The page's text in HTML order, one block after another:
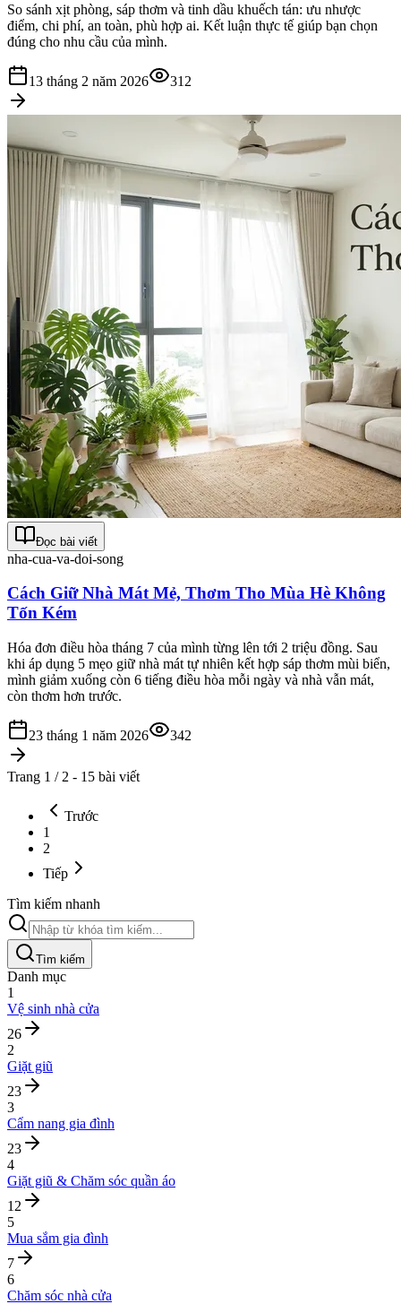
So sánh xịt phòng, sáp thơm và tinh dầu khuếch tán: ưu nhược
điểm, chi phí, an toàn, phù hợp ai. Kết luận thực tế giúp bạn chọn
đúng cho nhu cầu của mình.
13 tháng 2 năm 2026 312
Đọc bài viết
nha-cua-va-doi-song
Cách Giữ Nhà Mát Mẻ, Thơm Tho Mùa Hè Không
Tốn Kém
Hóa đơn điều hòa tháng 7 của mình từng lên tới 2 triệu đồng. Sau
khi áp dụng 5 mẹo giữ nhà mát tự nhiên kết hợp sáp thơm mùi biển,
mình giảm xuống còn 6 tiếng điều hòa mỗi ngày và nhà vẫn mát,
còn thơm hơn trước.
23 tháng 1 năm 2026 342
Trang 1 / 2 - 15 bài viết
Trước
1
2
Tiếp
Tìm kiếm nhanh
Tìm kiếm
Danh mục
1
Vệ sinh nhà cửa
26
2
Giặt giũ
23
3
Cẩm nang gia đình
23
4
Giặt giũ & Chăm sóc quần áo
12
5
Mua sắm gia đình
7
6
Chăm sóc nhà cửa